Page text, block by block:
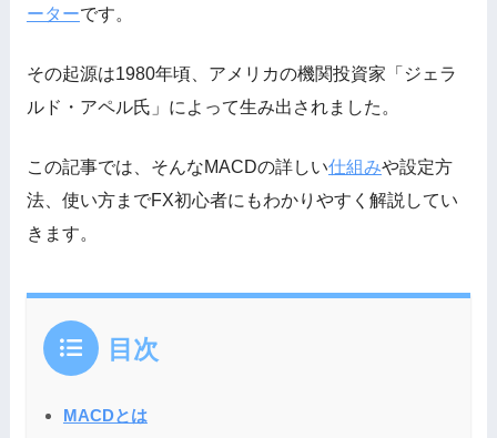
ーターです。
その起源は1980年頃、アメリカの機関投資家「ジェラ
ルド・アペル氏」によって生み出されました。
この記事では、そんなMACDの詳しい仕組みや設定方
法、使い方までFX初心者にもわかりやすく解説してい
きます。
目次
MACDとは